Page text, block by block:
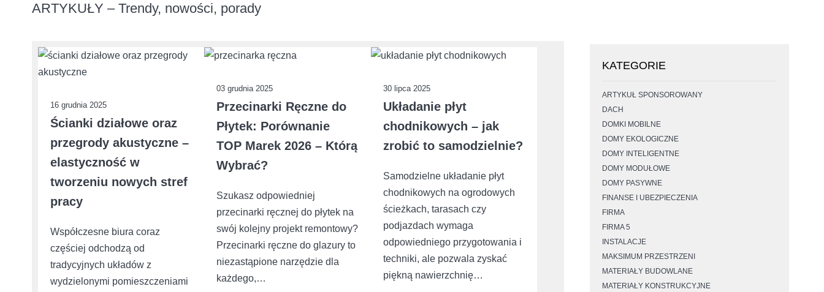
ARTYKUŁY – Trendy, nowości, porady
16 grudnia 2025
Ścianki działowe oraz
przegrody akustyczne –
elastyczność w
tworzeniu nowych stref
pracy
Współczesne biura coraz
częściej odchodzą od
tradycyjnych układów z
wydzielonymi pomieszczeniami
03 grudnia 2025
Przecinarki Ręczne do
Płytek: Porównanie
TOP Marek 2026 – Którą
Wybrać?
Szukasz odpowiedniej
przecinarki ręcznej do płytek na
swój kolejny projekt remontowy?
Przecinarki ręczne do glazury to
niezastąpione narzędzie dla
każdego,…
30 lipca 2025
Układanie płyt
chodnikowych – jak
zrobić to samodzielnie?
Samodzielne układanie płyt
chodnikowych na ogrodowych
ścieżkach, tarasach czy
podjazdach wymaga
odpowiedniego przygotowania i
techniki, ale pozwala zyskać
piękną nawierzchnię…
KATEGORIE
ARTYKUŁ SPONSOROWANY
DACH
DOMKI MOBILNE
DOMY EKOLOGICZNE
DOMY INTELIGENTNE
DOMY MODUŁOWE
DOMY PASYWNE
FINANSE I UBEZPIECZENIA
FIRMA
FIRMA 5
INSTALACJE
MAKSIMUM PRZESTRZENI
MATERIAŁY BUDOWLANE
MATERIAŁY KONSTRUKCYJNE